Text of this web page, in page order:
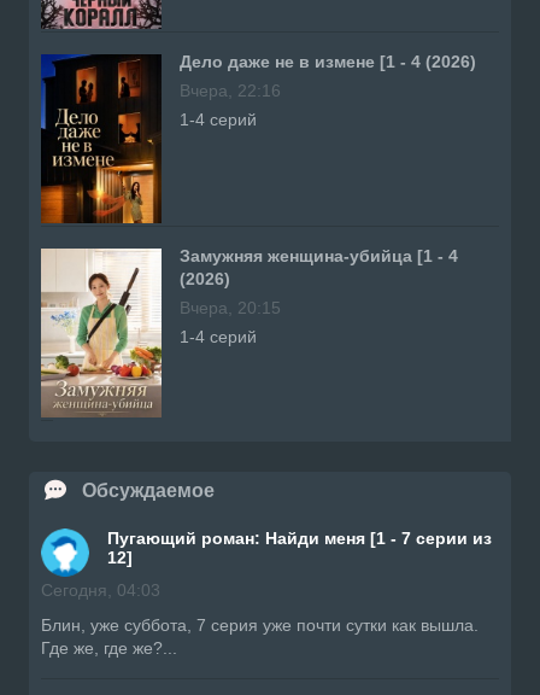
Дело даже не в измене [1 - 4 (2026)
Вчера, 22:16
1-4 серий
Замужняя женщина-убийца [1 - 4
(2026)
Вчера, 20:15
1-4 серий
Обсуждаемое
Пугающий роман: Найди меня [1 - 7 серии из
12]
Сегодня, 04:03
Блин, уже суббота, 7 серия уже почти сутки как вышла.
Где же, где же?...